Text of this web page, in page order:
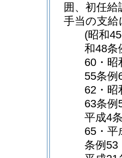
囲、初任
手当の支
(昭和
和48条
60・昭
55条例
62・昭
63条例
平成4
65・平
条例53